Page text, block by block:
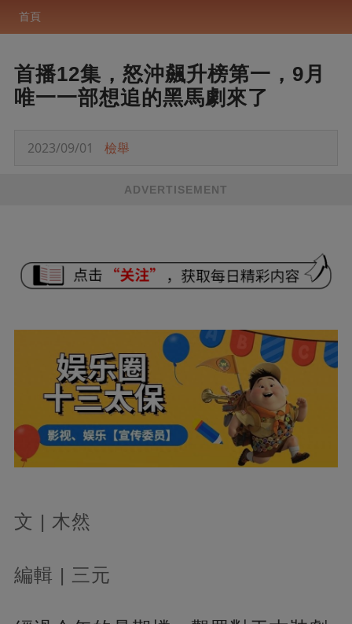
首頁
首播12集，怒沖飆升榜第一，9月
唯一一部想追的黑馬劇來了
2023/09/01 檢舉
ADVERTISEMENT
文 | 木然
編輯 | 三元